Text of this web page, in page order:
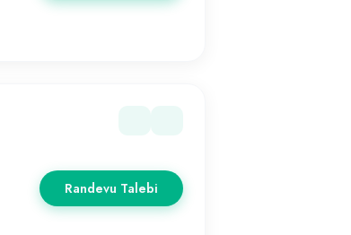
Randevu Talebi